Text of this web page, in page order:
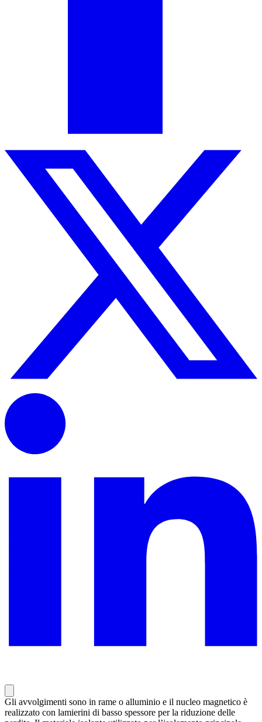
Gli avvolgimenti sono in rame o alluminio e il nucleo magnetico è
realizzato con lamierini di basso spessore per la riduzione delle